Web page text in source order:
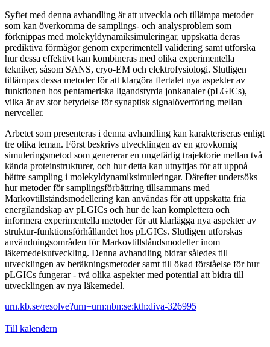
Syftet med denna avhandling är att utveckla och tillämpa metoder
som kan överkomma de samplings- och analysproblem som
förknippas med molekyldynamiksimuleringar, uppskatta deras
prediktiva förmågor genom experimentell validering samt utforska
hur dessa effektivt kan kombineras med olika experimentella
tekniker, såsom SANS, cryo-EM och elektrofysiologi. Slutligen
tillämpas dessa metoder för att klargöra flertalet nya aspekter av
funktionen hos pentameriska ligandstyrda jonkanaler (pLGICs),
vilka är av stor betydelse för synaptisk signalöverföring mellan
nervceller.
Arbetet som presenteras i denna avhandling kan karakteriseras enligt
tre olika teman. Först beskrivs utvecklingen av en grovkornig
simuleringsmetod som genererar en ungefärlig trajektorie mellan två
kända proteinstrukturer, och hur detta kan utnyttjas för att uppnå
bättre sampling i molekyldynamiksimuleringar. Därefter undersöks
hur metoder för samplingsförbättring tillsammans med
Markovtillståndsmodellering kan användas för att uppskatta fria
energilandskap av pLGICs och hur de kan komplettera och
informera experimentella metoder för att klarlägga nya aspekter av
struktur-funktionsförhållandet hos pLGICs. Slutligen utforskas
användningsområden för Markovtillståndsmodeller inom
läkemedelsutveckling. Denna avhandling bidrar således till
utvecklingen av beräkningsmetoder samt till ökad förståelse för hur
pLGICs fungerar - två olika aspekter med potential att bidra till
utvecklingen av nya läkemedel.
urn.kb.se/resolve?urn=urn:nbn:se:kth:diva-326995
Till kalendern